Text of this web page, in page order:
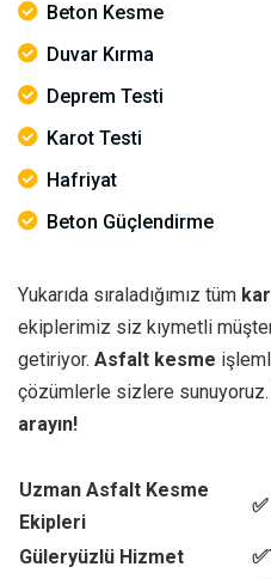
Beton Kesme
Duvar Kırma
Deprem Testi
Karot Testi
Hafriyat
Beton Güçlendirme
Yukarıda sıraladığımız tüm
ekiplerimiz siz kıymetli
getiriyor. Asfalt kesme
çözümlerle sizlere
arayın!
Uzman Asfalt Kesme
Ekipleri
Güleryüzlü Hizmet